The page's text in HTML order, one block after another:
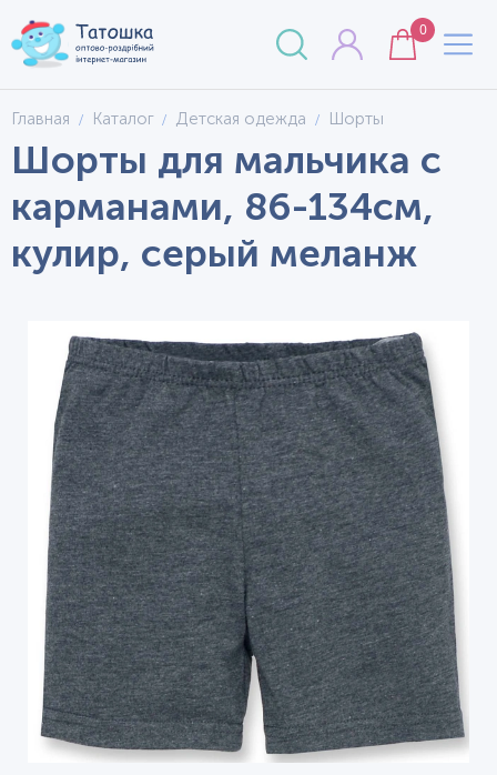
0
Главная Каталог Детская одежда Шорты
Шорты для мальчика с
карманами, 86-134см,
кулир, серый меланж